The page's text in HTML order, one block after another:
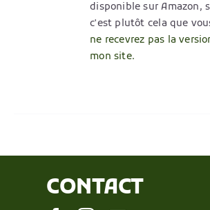
disponible sur Amazon,
c'est plutôt cela que
ne recevrez pas la
mon site.
CONTACT